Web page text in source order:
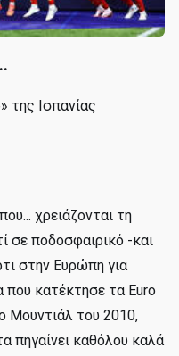
της Ισπανίας
χρειάζονται τη
σε ποδοσφαιρικό -και
στην Ευρώπη για
που κατέκτησε τα Euro
Μουντιάλ του 2010,
πηγαίνει καθόλου καλά